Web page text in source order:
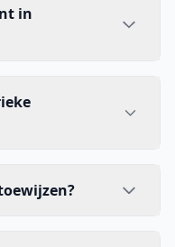
in